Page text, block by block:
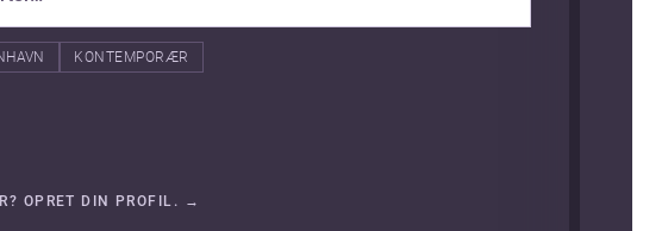
KONTEMPORÆR
OPRET DIN PROFIL. →